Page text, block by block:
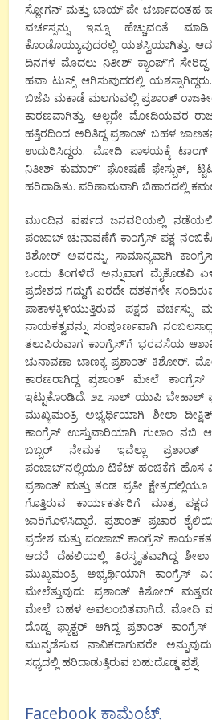
ಸ್ಲೋಗನ್ ಮತ್ತು ಚಾಯ್ ಪೇ ಚರ್ಚಾದಂತಹ
ವರ್ಚಸ್ಸನ್ನು ಇನ್ನೂ ಹೆಚ್ಚುವಂತೆ
ಕೊಂಡೊಯ್ಯುವುದರಲ್ಲಿ ಯಶಸ್ವಿಯಾಗಿತ್ತು.
ದಿನಗಳ ಮೊದಲು ನಿತೀಶ್ ಕ್ಯಾಂಪ್’ಗೆ
ಹವಾ ಟುಸ್ಸ್ ಆಗಿಸುವುದರಲ್ಲಿ
ಬಿಜೆಪಿ ಮಕಾಡೆ ಮಲಗುವಲ್ಲಿ ಪ್ರಶಾಂತ್
ಕಾರಣವಾಗಿತ್ತು. ಅಲ್ಲದೇ ಮೋದಿಯವರ
ಹತ್ತಿರದಿಂದ ಅರಿತಿದ್ದ ಪ್ರಶಾಂತ್ ಬಹಳ
ಉದುರಿಸಿದ್ದರು. ಮೋದಿ ಪಾಳಯಕ್ಕೆ
ನಿತೀಶ್ ಕುಮಾರ್” ಘೋಷಣೆ ಫೇಸ್ಬುಕ್,
ಹರಿದಾಡಿತು. ಪರಿಣಾಮವಾಗಿ ಬಿಹಾರದಲ್ಲಿ
ಮುಂದಿನ ವರ್ಷದ ಜನವರಿಯಲ್ಲಿ
ಪಂಜಾಬ್ ಚುನಾವಣೆಗೆ ಕಾಂಗ್ರೆಸ್ ಪಕ್ಷ
ಕಿಶೋರ್ ಅವರನ್ನು. ಸಾಮಾನ್ಯವಾಗಿ
ಒಂದು ತಿಂಗಳಿದೆ ಅನ್ನುವಾಗ ಮೈಕೊಡವಿ
ಪ್ರದೇಶದ ಗದ್ದುಗೆ ಏರದೇ ದಶಕಗಳೇ
ಪಾತಾಳಕ್ಕಿಳಿಯುತ್ತಿರುವ ಪಕ್ಷದ
ನಾಯಕತ್ವವನ್ನು ಸಂಪೂರ್ಣವಾಗಿ
ತಲುಪಿರುವಾಗ ಕಾಂಗ್ರೆಸ್’ಗೆ ಭರವಸೆಯ
ಚುನಾವಣಾ ಚಾಣಕ್ಯ ಪ್ರಶಾಂತ್ ಕಿಶೋರ್.
ಕಾರಣರಾಗಿದ್ದ ಪ್ರಶಾಂತ್ ಮೇಲೆ
ಇಟ್ಟುಕೊಂಡಿದೆ. ೨೭ ಸಾಲ್ ಯುಪಿ
ಮುಖ್ಯಮಂತ್ರಿ ಅಭ್ಯರ್ಥಿಯಾಗಿ ಶೀಲಾ
ಕಾಂಗ್ರೆಸ್ ಉಸ್ತುವಾರಿಯಾಗಿ ಗುಲಾಂ ನಬಿ
ಬಬ್ಬರ್ ನೇಮಕ ಇವೆಲ್ಲಾ
ಪಂಜಾಬ್’ನಲ್ಲಿಯೂ ಟಿಕೆಟ್ ಹಂಚಿಕೆಗೆ ಹೊಸ
ಪ್ರಶಾಂತ್ ಮತ್ತು ತಂಡ ಪ್ರತೀ ಕ್ಷೇತ್ರದಲ್ಲಿಯೂ
ಗೊತ್ತಿರುವ ಕಾರ್ಯಕರ್ತರಿಗೆ ಮಾತ್ರ
ಜಾರಿಗೊಳಿಸಿದ್ದಾರೆ. ಪ್ರಶಾಂತ್ ಪ್ರಚಾರ
ಪ್ರದೇಶ ಮತ್ತು ಪಂಜಾಬ್ ಕಾಂಗ್ರೆಸ್
ಆದರೆ ದೆಹಲಿಯಲ್ಲಿ ತಿರಸ್ಕೃತವಾಗಿದ್ದ ಶೀಲಾ
ಮುಖ್ಯಮಂತ್ರಿ ಅಭ್ಯರ್ಥಿಯಾಗಿ ಕಾಂಗ್ರೆಸ್
ಮೇಲೆತ್ತುವುದು ಪ್ರಶಾಂತ್ ಕಿಶೋರ್
ಮೇಲೆ ಬಹಳ ಅವಲಂಬಿತವಾಗಿದೆ. ಮೋದಿ
ದೊಡ್ದ ಫ್ಯಾಕ್ಟರ್ ಆಗಿದ್ದ ಪ್ರಶಾಂತ್
ಮುನ್ನಡೆಸುವ ನಾವಿಕರಾಗುವರೇ
ಸಧ್ಯದಲ್ಲಿ ಹರಿದಾಡುತ್ತಿರುವ ಬಹುದೊಡ್ಡ ಪ್ರಶ್ನೆ.
Facebook ಕಾಮೆಂಟ್ಸ್